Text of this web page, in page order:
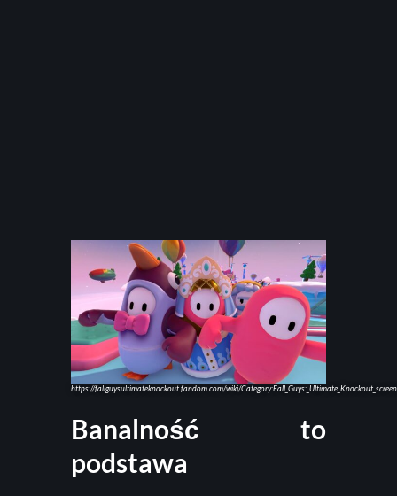
https://fallguysultimateknockout.fandom.com/wiki/
Banalność to
podstawa